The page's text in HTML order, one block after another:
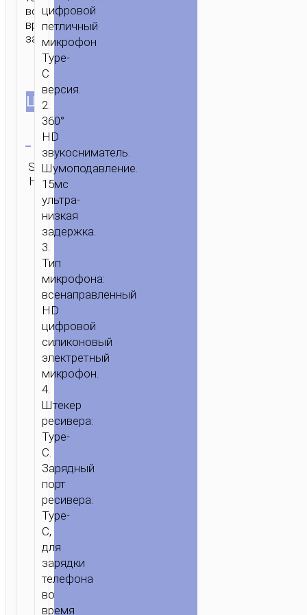
ГЛАВНАЯ /
МИКРОФОН
CRYSTAL”
во
время
записи.
ЦВЕТ
SKU:
Н/Д
Категория:
Микрофоны
ОТПРАВИТЬ
цифровой
петличный
микрофон
Type-
C
версия.
2.
360°
HD
звукосниматель.
Шумоподавление.
15мс
ультра-
низкая
задержка.
3.
Тип
микрофона:
всенаправленный
HD
цифровой
силиконовый
электретный
микрофон.
4.
Штекер
ресивера:
Type-
C.
Зарядный
порт
ресивера:
Type-
C,
для
зарядки
телефона
во
время